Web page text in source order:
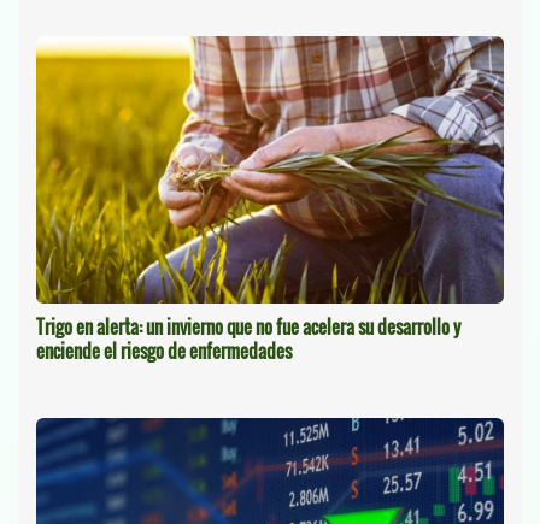
Trigo en alerta: un invierno que no fue acelera su desarrollo y
enciende el riesgo de enfermedades